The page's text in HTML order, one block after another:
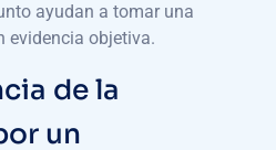
ayudan a tomar una
evidencia objetiva.
de la
un